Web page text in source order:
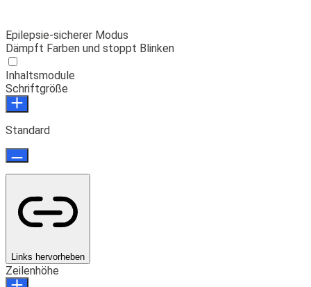
Epilepsie-sicherer Modus
Dämpft Farben und stoppt Blinken
Inhaltsmodule
Schriftgröße
Standard
Links hervorheben
Zeilenhöhe